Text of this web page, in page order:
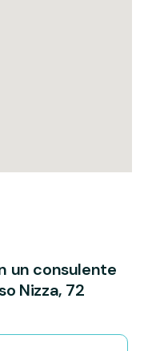
un consulente
Nizza, 72